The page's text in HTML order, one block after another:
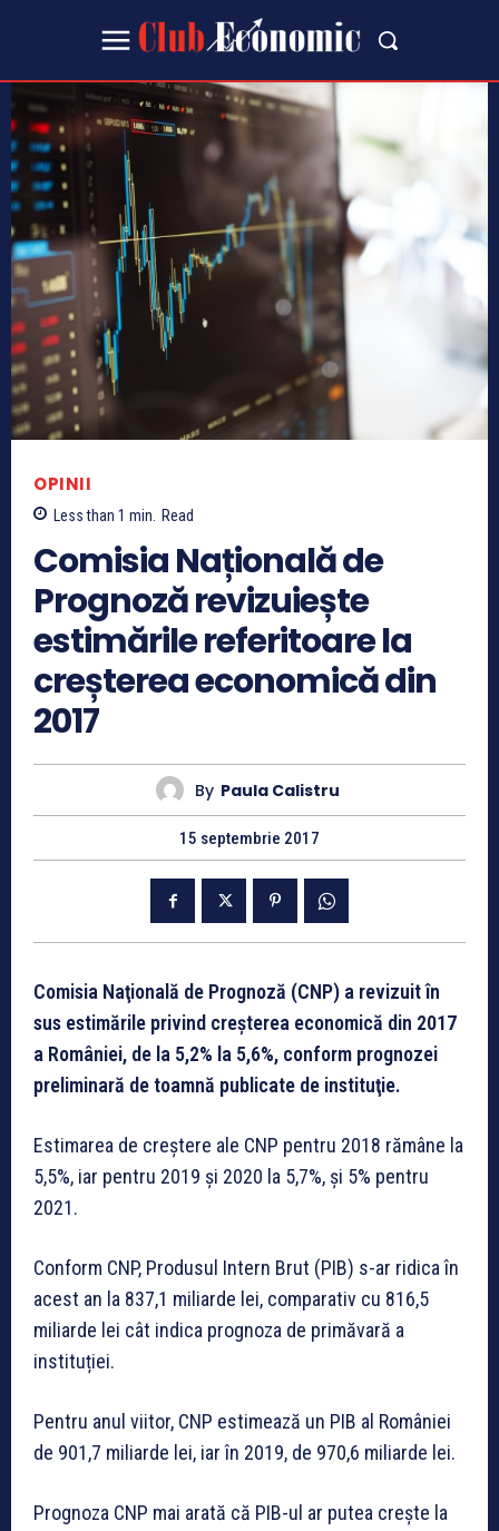
OPINII
Less than 1 min. Read
Comisia Națională de
Prognoză revizuiește
estimările referitoare la
creșterea economică din
2017
By Paula Calistru
15 septembrie 2017
Comisia Naţională de Prognoză (CNP) a revizuit în
sus estimările privind creşterea economică din 2017
a României, de la 5,2% la 5,6%, conform prognozei
preliminară de toamnă publicate de instituţie.
Estimarea de creștere ale CNP pentru 2018 rămâne la
5,5%, iar pentru 2019 şi 2020 la 5,7%, și 5% pentru
2021.
Conform CNP, Produsul Intern Brut (PIB) s-ar ridica în
acest an la 837,1 miliarde lei, comparativ cu 816,5
miliarde lei cât indica prognoza de primăvară a
instituției.
Pentru anul viitor, CNP estimează un PIB al României
de 901,7 miliarde lei, iar în 2019, de 970,6 miliarde lei.
Prognoza CNP mai arată că PIB-ul ar putea creşte la